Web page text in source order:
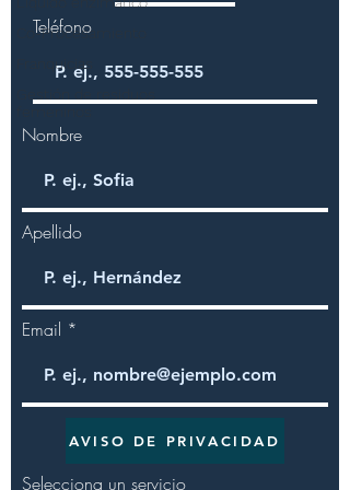
Co-Procesamiento
Franquicias
Teléfono
Nombre
Apellido
Email
AVISO DE PRIVACIDAD
Selecciona un servicio